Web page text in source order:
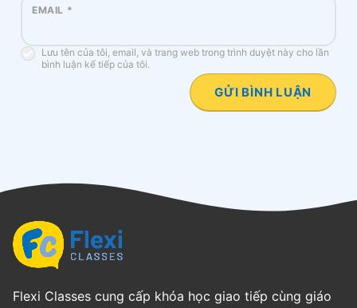
EMAIL *
Lưu tên của tôi, email, và trang web trong trình duyệt này cho lần
bình luận kế tiếp của tôi.
Flexi Classes cung cấp khóa học giao tiếp cùng giáo